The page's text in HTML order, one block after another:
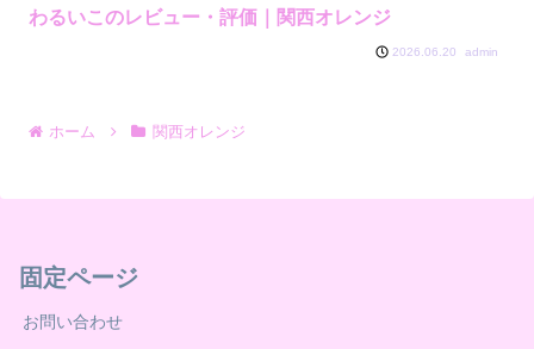
わるいこのレビュー・評価｜関西オレンジ
2026.06.20 admin
ホーム 関西オレンジ
固定ページ
お問い合わせ